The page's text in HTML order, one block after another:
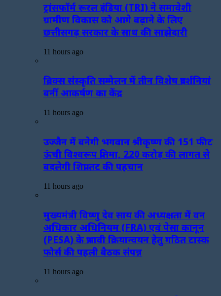
ट्रांसफॉर्म रूरल इंडिया (TRI) ने समावेशी
ग्रामीण विकास को आगे बढ़ाने के लिए
छत्तीसगढ़ सरकार के साथ की साझेदारी
11 hours ago
ब्रिक्स संस्कृति सम्मेलन में तीन विशेष प्रदर्शनियां
बनीं आकर्षण का केंद्र
11 hours ago
उज्जैन में बनेगी भगवान श्रीकृष्ण की 151 फीट
ऊंची विश्वरूप प्रतिमा, 220 करोड़ की लागत से
बदलेगी शिप्रा तट की पहचान
11 hours ago
मुख्यमंत्री विष्णु देव साय की अध्यक्षता में वन
अधिकार अधिनियम (FRA) एवं पेसा कानून
(PESA) के प्रभावी क्रियान्वयन हेतु गठित टास्क
फोर्स की पहली बैठक संपन्न
11 hours ago